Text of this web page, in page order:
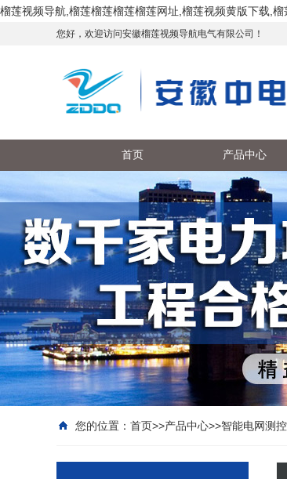
榴莲视频导航,榴莲榴莲榴莲榴莲网址,榴莲视频黄版下载,
您好，欢迎访问安徽榴莲视频导航电气有限公司！
首页 产品中心
您的位置： 首页>>产品中心>>智能电网测